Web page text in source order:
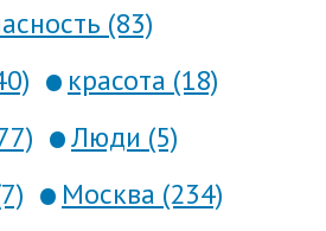
(83)
красота (18)
Люди (5)
Москва (234)